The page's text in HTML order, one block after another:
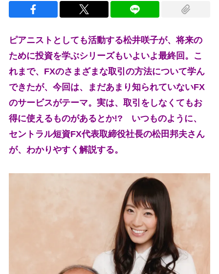
ピアニストとしても活動する松井咲子が、将来の
ために投資を学ぶシリーズもいよいよ最終回。こ
れまで、FXのさまざまな取引の方法について学ん
できたが、今回は、まだあまり知られていないFX
のサービスがテーマ。実は、取引をしなくてもお
得に使えるものがあるとか!? いつものように、
セントラル短資FX代表取締役社長の松田邦夫さん
が、わかりやすく解説する。